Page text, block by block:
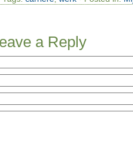
a Reply